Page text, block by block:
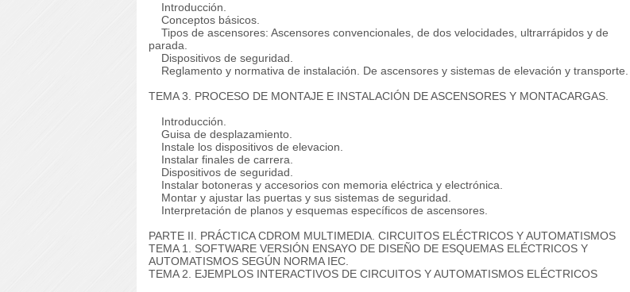
Introducción.
Conceptos básicos.
Tipos de ascensores: Ascensores convencionales, de dos velocidades, ultrarrápidos y de
parada.
Dispositivos de seguridad.
Reglamento y normativa de instalación. De ascensores y sistemas de elevación y transporte.
TEMA 3. PROCESO DE MONTAJE E INSTALACIÓN DE ASCENSORES Y MONTACARGAS.
Introducción.
Guisa de desplazamiento.
Instale los dispositivos de elevacion.
Instalar finales de carrera.
Dispositivos de seguridad.
Instalar botoneras y accesorios con memoria eléctrica y electrónica.
Montar y ajustar las puertas y sus sistemas de seguridad.
Interpretación de planos y esquemas específicos de ascensores.
PARTE II. PRÁCTICA CDROM MULTIMEDIA. CIRCUITOS ELÉCTRICOS Y AUTOMATISMOS
TEMA 1. SOFTWARE VERSIÓN ENSAYO DE DISEÑO DE ESQUEMAS ELÉCTRICOS Y
AUTOMATISMOS SEGÚN NORMA IEC.
TEMA 2. EJEMPLOS INTERACTIVOS DE CIRCUITOS Y AUTOMATISMOS ELÉCTRICOS